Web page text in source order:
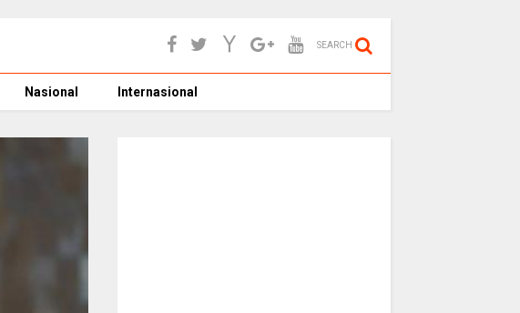
SEARCH
Nasional Internasional